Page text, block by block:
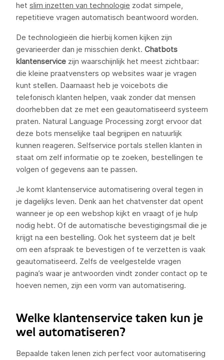
het slim inzetten van technologie zodat simpele,
repetitieve vragen automatisch beantwoord worden.
De technologieën die hierbij komen kijken zijn
gevarieerder dan je misschien denkt. Chatbots
klantenservice zijn waarschijnlijk het meest zichtbaar:
die kleine praatvensters op websites waar je vragen
kunt stellen. Daarnaast heb je voicebots die
telefonisch klanten helpen, vaak zonder dat mensen
doorhebben dat ze met een geautomatiseerd systeem
praten. Natural Language Processing zorgt ervoor dat
deze bots menselijke taal begrijpen en natuurlijk
kunnen reageren. Selfservice portals stellen klanten in
staat om zelf informatie op te zoeken, bestellingen te
volgen of gegevens aan te passen.
Je komt klantenservice automatisering overal tegen in
je dagelijks leven. Denk aan het chatvenster dat opent
wanneer je op een webshop kijkt en vraagt of je hulp
nodig hebt. Of de automatische bevestigingsmail die je
krijgt na een bestelling. Ook het systeem dat je belt
om een afspraak te bevestigen of te verzetten is vaak
geautomatiseerd. Zelfs de veelgestelde vragen
pagina’s waar je antwoorden vindt zonder contact op te
hoeven nemen, zijn een vorm van automatisering.
Welke klantenservice taken kun je
wel automatiseren?
Bepaalde taken lenen zich perfect voor automatisering